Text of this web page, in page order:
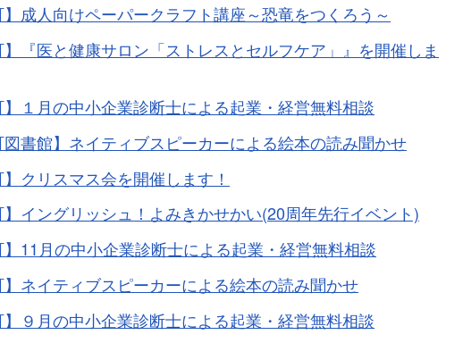
】成人向けペーパークラフト講座～恐竜をつくろう～
】『医と健康サロン「ストレスとセルフケア」』を開催しま
】１月の中小企業診断士による起業・経営無料相談
図書館】ネイティブスピーカーによる絵本の読み聞かせ
】クリスマス会を開催します！
】イングリッシュ！よみきかせかい(20周年先行イベント)
】11月の中小企業診断士による起業・経営無料相談
】ネイティブスピーカーによる絵本の読み聞かせ
】９月の中小企業診断士による起業・経営無料相談